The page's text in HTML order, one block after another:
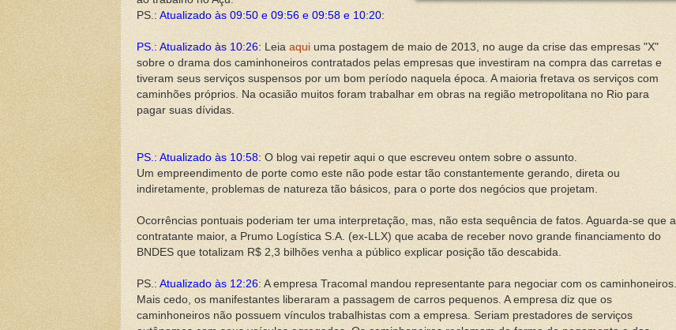
PS.: Atualizado às 09:50 e 09:56 e 09:58 e 10:20:
PS.: Atualizado às 10:26: Leia aqui uma postagem de maio de 2013, no auge da crise das empresas "X"
sobre o drama dos caminhoneiros contratados pelas empresas que investiram na compra das carretas e
tiveram seus serviços suspensos por um bom período naquela época. A maioria fretava os serviços com
caminhões próprios. Na ocasião muitos foram trabalhar em obras na região metropolitana no Rio para
pagar suas dívidas.
PS.: Atualizado às 10:58: O blog vai repetir aqui o que escreveu ontem sobre o assunto.
Um empreendimento de porte como este não pode estar tão constantemente gerando, direta ou
indiretamente, problemas de natureza tão básicos, para o porte dos negócios que projetam.
Ocorrências pontuais poderiam ter uma interpretação, mas, não esta sequência de fatos. Aguarda-se que a
contratante maior, a Prumo Logística S.A. (ex-LLX) que acaba de receber novo grande financiamento do
BNDES que totalizam R$ 2,3 bilhões venha a público explicar posição tão descabida.
PS.: Atualizado às 12:26: A empresa Tracomal mandou representante para negociar com os caminhoneiros.
Mais cedo, os manifestantes liberaram a passagem de carros pequenos. A empresa diz que os
caminhoneiros não possuem vínculos trabalhistas com a empresa. Seriam prestadores de serviços